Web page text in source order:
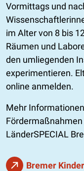
Vormittags und
im Alter von 8 bis
Räumen und
den umliegenden
experimentieren.
online anmelden.
Mehr
LänderSPECIAL
Bremer